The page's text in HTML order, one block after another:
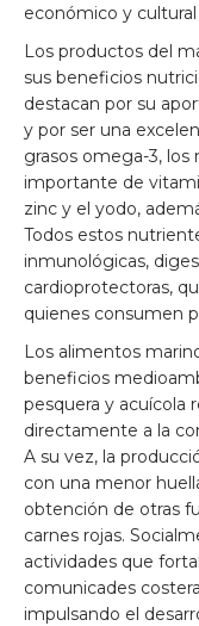
económico y cultural
Los productos del
sus beneficios
destacan por su
y por ser una
grasos omega-3, los
importante de
zinc y el yodo,
Todos estos
inmunológicas,
cardioprotectoras,
quienes consumen
Los alimentos
beneficios
pesquera y acuícola
directamente a la
A su vez, la
con una menor
obtención de otras
carnes rojas.
actividades que
comunicades
impulsando el